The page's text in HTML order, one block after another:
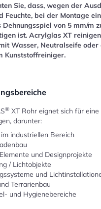
Sie, dass, wegen der
Feuchte, bei der Montage ein
Dehnungsspiel von 5 mm/m
ist. Acrylglas XT
Wasser, Neutralseife oder
Kunststoffreiniger.
® XT Rohr eignet sich für
darunter:
industriellen Bereich
und Designprojekte
/ Lichtobjekte
und
Terrarienbau
und Hygienebereiche